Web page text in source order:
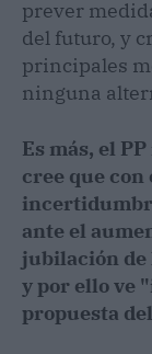
prever
del futuro, y
principales
ninguna
Es más, el
cree que
ante el
jubilación de
y por ello ve
propuesta